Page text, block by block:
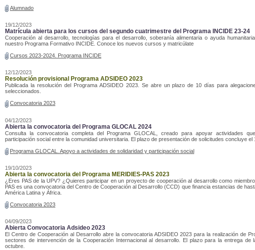
Alumnado
19/12/2023
Matrícula abierta para los cursos del segundo cuatrimestre del Programa INCIDE 23-24
Cooperación al desarrollo, tecnologías para el desarrollo, soberanía alimentaria o ayuda
nuestro Programa Formativo INCIDE. Conoce los nuevos cursos y matricúlate
Cursos 2023-2024. Programa INCIDE
12/12/2023
Resolución provisional Programa ADSIDEO 2023
Publicada la resolución del Programa ADSIDEO 2023. Se abre un plazo de 10 días para
seleccionados.
Convocatoria 2023
04/12/2023
Abierta la convocatoria del Programa GLOCAL 2024
Consulta la convocatoria completa del Programa GLOCAL, creado para apoyar actividades
participación social entre la comunidad universitaria. El plazo de presentación de solicitudes concluye el
Programa GLOCAL. Apoyo a actividades de solidaridad y participación social
19/10/2023
Abierta la convocatoria del Programa MERIDIES-PAS 2023
¿Eres PAS de la UPV? ¿Quieres participar en un proyecto de cooperación al desarrollo como
PAS es una convocatoria del Centro de Cooperación al Desarrollo (CCD) que financia estancias de
América Latina y África.
Convocatoria 2023
04/09/2023
Abierta Convocatoria Adsideo 2023
El Centro de Cooperación al Desarrollo abre la convocatoria ADSIDEO 2023 para la realización de
sectores de intervención de la Cooperación Internacional al desarrollo. El plazo para la entrega de
octubre.